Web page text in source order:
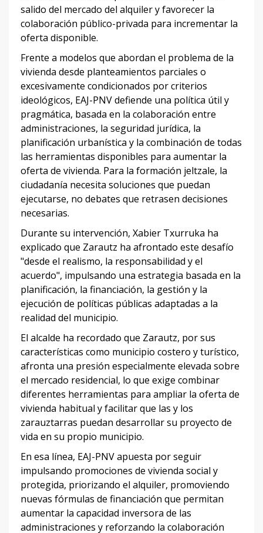
salido del mercado del alquiler y favorecer la
colaboración público-privada para incrementar la
oferta disponible.
Frente a modelos que abordan el problema de la
vivienda desde planteamientos parciales o
excesivamente condicionados por criterios
ideológicos, EAJ-PNV defiende una política útil y
pragmática, basada en la colaboración entre
administraciones, la seguridad jurídica, la
planificación urbanística y la combinación de todas
las herramientas disponibles para aumentar la
oferta de vivienda. Para la formación jeltzale, la
ciudadanía necesita soluciones que puedan
ejecutarse, no debates que retrasen decisiones
necesarias.
Durante su intervención, Xabier Txurruka ha
explicado que Zarautz ha afrontado este desafío
"desde el realismo, la responsabilidad y el
acuerdo", impulsando una estrategia basada en la
planificación, la financiación, la gestión y la
ejecución de políticas públicas adaptadas a la
realidad del municipio.
El alcalde ha recordado que Zarautz, por sus
características como municipio costero y turístico,
afronta una presión especialmente elevada sobre
el mercado residencial, lo que exige combinar
diferentes herramientas para ampliar la oferta de
vivienda habitual y facilitar que las y los
zarauztarras puedan desarrollar su proyecto de
vida en su propio municipio.
En esa línea, EAJ-PNV apuesta por seguir
impulsando promociones de vivienda social y
protegida, priorizando el alquiler, promoviendo
nuevas fórmulas de financiación que permitan
aumentar la capacidad inversora de las
administraciones y reforzando la colaboración